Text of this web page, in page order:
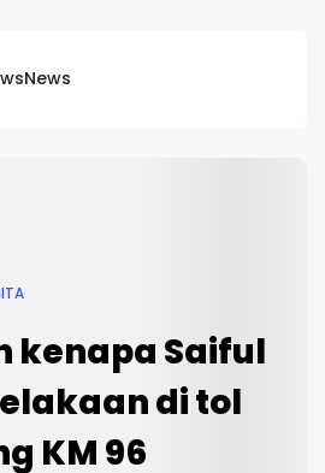
News
kenapa Saiful
di tol
KM 96